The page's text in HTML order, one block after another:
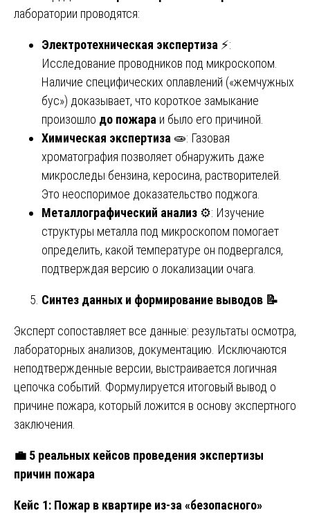
лаборатории проводятся:
Электротехническая экспертиза ⚡:
Исследование проводников под микроскопом.
Наличие специфических оплавлений («жемчужных
бус») доказывает, что короткое замыкание
произошло до пожара и было его причиной.
Химическая экспертиза 🧫: Газовая
хроматография позволяет обнаружить даже
микроследы бензина, керосина, растворителей.
Это неоспоримое доказательство поджога.
Металлографический анализ ⚙️: Изучение
структуры металла под микроскопом помогает
определить, какой температуре он подвергался,
подтверждая версию о локализации очага.
Синтез данных и формирование выводов 📝
Эксперт сопоставляет все данные: результаты осмотра,
лабораторных анализов, документацию. Исключаются
неподтвержденные версии, выстраивается логичная
цепочка событий. Формулируется итоговый вывод о
причине пожара, который ложится в основу экспертного
заключения.
💼 5 реальных кейсов проведения экспертизы
причин пожара
Кейс 1: Пожар в квартире из-за «безопасного»